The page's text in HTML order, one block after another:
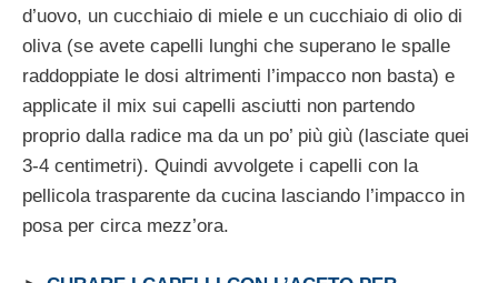
d’uovo, un cucchiaio di miele e un cucchiaio di olio di
oliva (se avete capelli lunghi che superano le spalle
raddoppiate le dosi altrimenti l’impacco non basta) e
applicate il mix sui capelli asciutti non partendo
proprio dalla radice ma da un po’ più giù (lasciate quei
3-4 centimetri). Quindi avvolgete i capelli con la
pellicola trasparente da cucina lasciando l’impacco in
posa per circa mezz’ora.